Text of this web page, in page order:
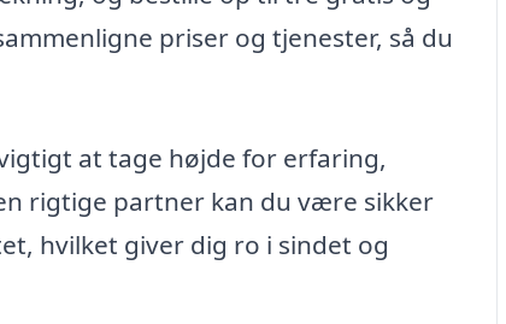
priser og tjenester, så du
at tage højde for erfaring,
rigtige partner kan du være sikker
hvilket giver dig ro i sindet og